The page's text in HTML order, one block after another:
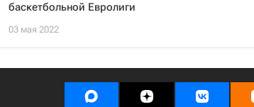
баскетбольной Евролиги
03 мая 2022